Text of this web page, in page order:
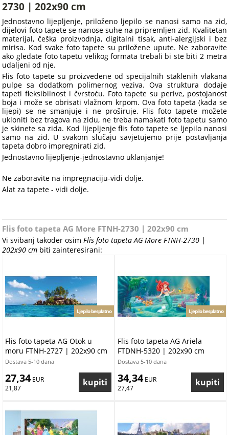
2730 | 202x90 cm
Jednostavno lijepljenje, priloženo ljepilo se nanosi samo na zid,
dijelovi foto tapete se nanose suhe na pripremljen zid. Kvalitetan
materijal, češka proizvodnja, digitalni tisak, anti-alergijski i bez
mirisa. Kod svake foto tapete su priložene upute. Ne zaboravite
ako gledate foto tapetu velikog formata trebali bi ste biti 2 metra
udaljeni od nje.
Flis foto tapete su proizvedene od specijalnih staklenih vlakana
pulpe sa dodatkom polimernog veziva. Ova struktura dodaje
tapeti fleksibilnost i čvrstoću. Foto tapete su perive, postojanost
boja i može se obrisati vlažnom krpom. Ova foto tapeta (kada se
lijepi) se ne smanjuje i ne proširuje. Flis foto tapete možete
ukloniti bez tragova na zidu, ne treba namakati foto tapetu samo
je skinete sa zida. Kod lijepljenje flis foto tapete se ljepilo nanosi
samo na zid. U svakom slučaju savjetujemo prije postavljanja
tapeta dobro impregnirati zid.
Jednostavno lijepljenje-jednostavno uklanjanje!
Ne zaboravite na impregnaciju-vidi dolje.
Alat za tapete - vidi dolje.
Flis foto tapeta AG More FTNH-2730 | 202x90 cm
Vi svibanj također osimFlis foto tapeta AG More FTNH-2730 |
202x90 cm biti zainteresirani:
Flis foto tapeta AG Otok u
moru FTNH-2727 | 202x90 cm
Ljepilo besplatno
Dostava 5-10 dana
27,34 EUR
21,87
Flis foto tapeta AG Ariela
FTDNH-5320 | 202x90 cm
Ljepilo besplatno
Dostava 5-10 dana
34,34 EUR
27,47